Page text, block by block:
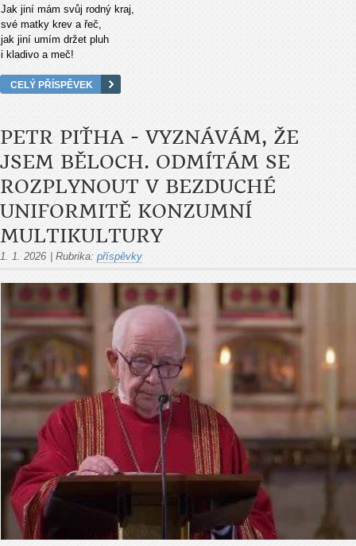
Jak jiní mám svůj rodný kraj,
své matky krev a řeč,
jak jiní umím držet pluh
i kladivo a meč!
CELÝ PŘÍSPĚVEK
PETR PIŤHA - VYZNÁVÁM, ŽE
JSEM BĚLOCH. ODMÍTÁM SE
ROZPLYNOUT V BEZDUCHÉ
UNIFORMITĚ KONZUMNÍ
MULTIKULTURY
1. 1. 2026 Rubrika: příspěvky